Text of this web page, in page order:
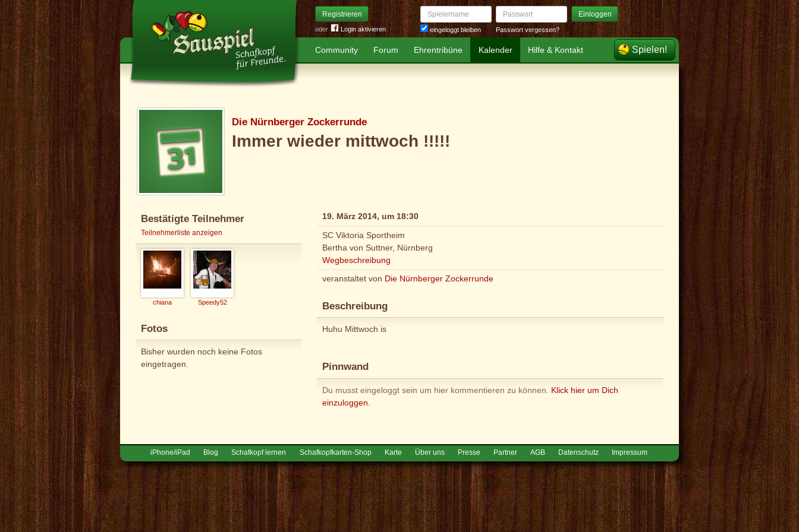
Registrieren
oder Login aktivieren
Spielername
eingeloggt bleiben
Passwort Einloggen
Passwort vergessen?
Community Forum Ehrentribüne Kalender Hilfe & Kontakt Spielen!
Die Nürnberger Zockerrunde
Immer wieder mittwoch !!!!!
Bestätigte Teilnehmer
Teilnehmerliste anzeigen
chiana Speedy52
Fotos
Bisher wurden noch keine Fotos
eingetragen.
19. März 2014, um 18:30
SC Viktoria Sportheim
Bertha von Suttner, Nürnberg
Wegbeschreibung
veranstaltet von Die Nürnberger Zockerrunde
Beschreibung
Huhu Mittwoch is
Pinnwand
Du musst eingeloggt sein um hier kommentieren zu können. Klick hier um Dich
einzuloggen.
iPhone/iPad Blog Schafkopf lernen Schafkopfkarten-Shop Karte Über uns Presse Partner AGB Datenschutz Impressum